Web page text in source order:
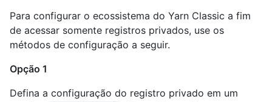
Para configurar o ecossistema do Yarn Classic a fim
de acessar somente registros privados, use os
métodos de configuração a seguir.
Opção 1
Defina a configuração do registro privado em um